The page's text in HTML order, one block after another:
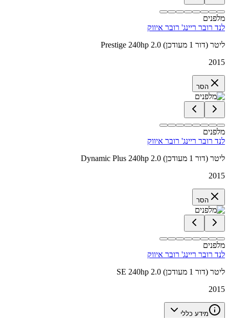
מלפנים
לנד רובר ריינג' רובר איווק
Prestige 240hp 2.0 ליטר (דור 1 מעודכן)
2015
הסר
מלפנים
לנד רובר ריינג' רובר איווק
Dynamic Plus 240hp 2.0 ליטר (דור 1 מעודכן)
2015
הסר
מלפנים
לנד רובר ריינג' רובר איווק
SE 240hp 2.0 ליטר (דור 1 מעודכן)
2015
מידע כללי